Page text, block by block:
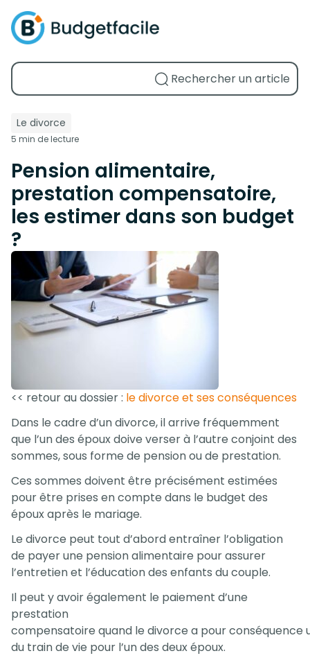
Le divorce
5 min de lecture
Pension alimentaire,
prestation compensatoire,
les estimer dans son budget
?
<< retour au dossier : le divorce et ses conséquences
Dans le cadre d’un divorce, il arrive fréquemment
que l’un des époux doive verser à l’autre conjoint des
sommes, sous forme de pension ou de prestation.
Ces sommes doivent être précisément estimées
pour être prises en compte dans le budget des
époux après le mariage.
Le divorce peut tout d’abord entraîner l’obligation
de payer une pension alimentaire pour assurer
l’entretien et l’éducation des enfants du couple.
Il peut y avoir également le paiement d’une
prestation
compensatoire quand le divorce a pour conséquence
du train de vie pour l’un des deux époux.